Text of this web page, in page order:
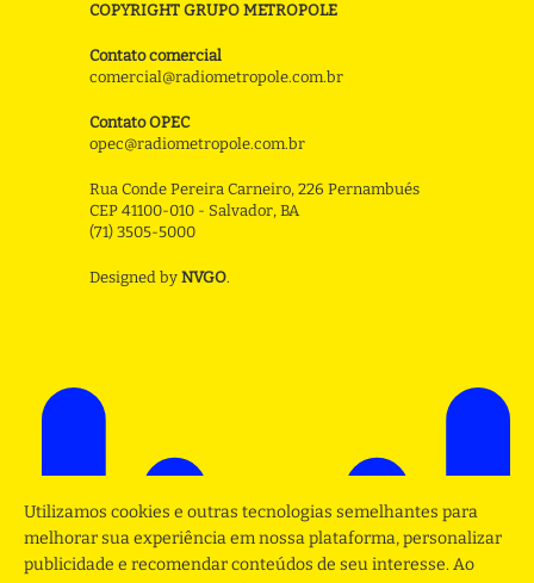
COPYRIGHT GRUPO METROPOLE
Contato comercial
comercial@radiometropole.com.br
Contato OPEC
opec@radiometropole.com.br
Rua Conde Pereira Carneiro, 226 Pernambués
CEP 41100-010 - Salvador, BA
(71) 3505-5000
Designed by NVGO.
Utilizamos cookies e outras tecnologias semelhantes para
melhorar sua experiência em nossa plataforma, personalizar
publicidade e recomendar conteúdos de seu interesse. Ao